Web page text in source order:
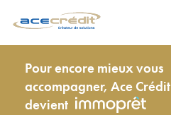
Pour encore mieux vous
accompagner, Ace Crédit
devient